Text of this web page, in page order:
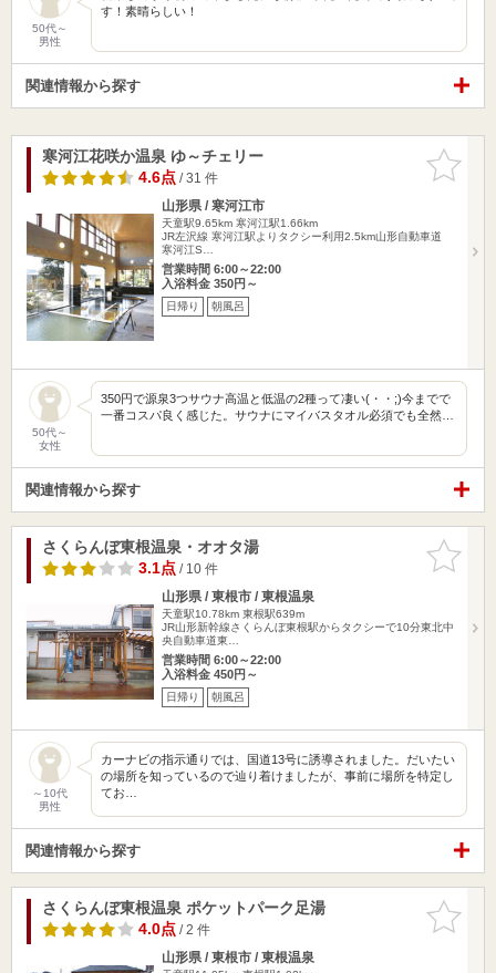
50代～
男性
す！素晴らしい！
関連情報から探す
お気に入
りに追加
寒河江花咲か温泉 ゆ～チェリー
4.6点/ 31 件
山形県 / 寒河江市
天童駅9.65km 寒河江駅1.66km
JR左沢線 寒河江駅よりタクシー利用2.5km山形自動車道
寒河江S…
営業時間 6:00～22:00
入浴料金 350円～
日帰り 朝風呂
50代～
女性
350円で源泉3つサウナ高温と低温の2種って凄い(・・;)今までで
一番コスパ良く感じた。サウナにマイバスタオル必須でも全然…
関連情報から探す
お気に入
りに追加
さくらんぼ東根温泉・オオタ湯
3.1点/ 10 件
山形県 / 東根市 / 東根温泉
天童駅10.78km 東根駅639m
JR山形新幹線さくらんぼ東根駅からタクシーで10分東北中
央自動車道東…
営業時間 6:00～22:00
入浴料金 450円～
日帰り 朝風呂
～10代
男性
カーナビの指示通りでは、国道13号に誘導されました。だいたい
の場所を知っているので辿り着けましたが、事前に場所を特定し
てお…
関連情報から探す
お気に入
りに追加
さくらんぼ東根温泉 ポケットパーク足湯
4.0点/ 2 件
山形県 / 東根市 / 東根温泉